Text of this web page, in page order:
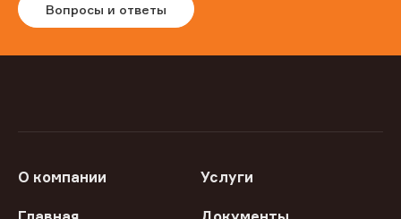
Вопросы и ответы
О компании Услуги